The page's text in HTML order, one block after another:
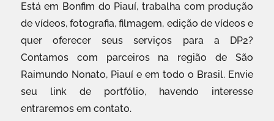
Está em Bonfim do Piauí, trabalha com produção
de vídeos, fotografia, filmagem, edição de vídeos e
quer oferecer seus serviços para a DP2?
Contamos com parceiros na região de São
Raimundo Nonato, Piauí e em todo o Brasil. Envie
seu link de portfólio, havendo interesse
entraremos em contato.